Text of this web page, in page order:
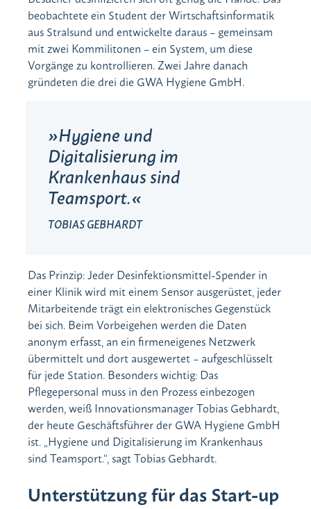
beobachtete ein Student der Wirtschaftsinformatik
aus Stralsund und entwickelte daraus – gemeinsam
mit zwei Kommilitonen – ein System, um diese
Vorgänge zu kontrollieren. Zwei Jahre danach
gründeten die drei die GWA Hygiene GmbH.
Hygiene und
Digitalisierung im
Krankenhaus sind
Teamsport.
TOBIAS GEBHARDT
Das Prinzip: Jeder Desinfektionsmittel-Spender in
einer Klinik wird mit einem Sensor ausgerüstet, jeder
Mitarbeitende trägt ein elektronisches Gegenstück
bei sich. Beim Vorbeigehen werden die Daten
anonym erfasst, an ein firmeneigenes Netzwerk
übermittelt und dort ausgewertet – aufgeschlüsselt
für jede Station. Besonders wichtig: Das
Pflegepersonal muss in den Prozess einbezogen
werden, weiß Innovationsmanager Tobias Gebhardt,
der heute Geschäftsführer der GWA Hygiene GmbH
ist. „Hygiene und Digitalisierung im Krankenhaus
sind Teamsport.“, sagt Tobias Gebhardt.
Unterstützung für das Start-up